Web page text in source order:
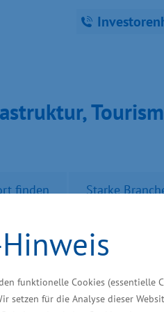
funktionelle Cookies (essentielle
setzen für die Analyse dieser
finden Starke
für